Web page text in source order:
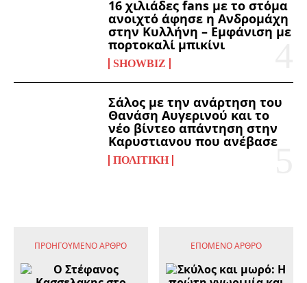
16 χιλιάδες fans με το στόμα
ανοιχτό άφησε η Ανδρομάχη
στην Κυλλήνη – Εμφάνιση με
πορτοκαλί μπικίνι
SHOWBIZ
Σάλος με την ανάρτηση του
Θανάση Αυγερινού και το
νέο βίντεο απάντηση στην
Καρυστιανου που ανέβασε
ΠΟΛΙΤΙΚΉ
ΠΡΟΗΓΟΎΜΕΝΟ ΆΡΘΡΟ ΕΠΌΜΕΝΟ ΆΡΘΡΟ